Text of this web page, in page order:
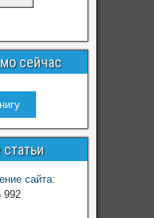
сейчас
сайта:
992